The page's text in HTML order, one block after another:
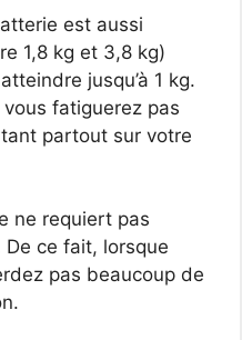
est aussi
1,8 kg et 3,8 kg)
jusqu’à 1 kg.
fatiguerez pas
partout sur votre
ne requiert pas
De ce fait, lorsque
pas beaucoup de